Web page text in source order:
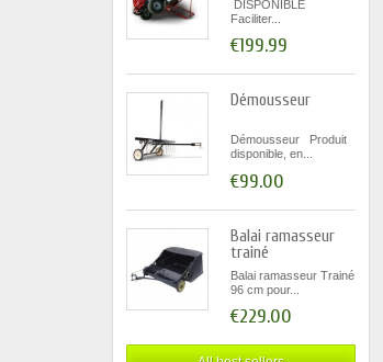
DISPONIBLE
Faciliter...
€199.99
Démousseur
Démousseur Produit
disponible, en...
€99.00
Balai ramasseur
trainé
Balai ramasseur Trainé
96 cm pour...
€229.00